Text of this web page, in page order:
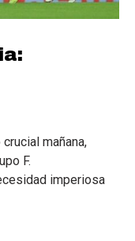
mañana,
F.
imperiosa